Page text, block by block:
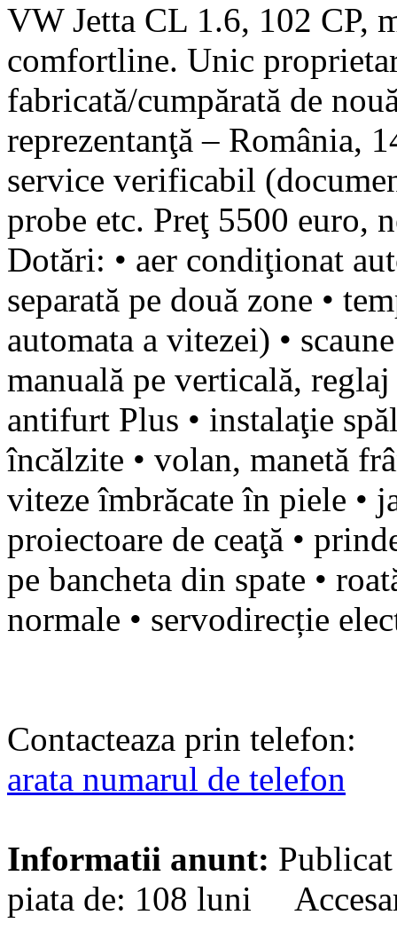
VW Jetta CL 1.6, 102 CP,
comfortline. Unic
fabricată/cumpărată de
reprezentanţă – România,
service verificabil
probe etc. Preţ 5500 euro,
Dotări: • aer condiţionat
separată pe două zone •
automata a vitezei) •
manuală pe verticală,
antifurt Plus • instalaţie
încălzite • volan, manetă
viteze îmbrăcate în piele •
proiectoare de ceaţă •
pe bancheta din spate •
normale • servodirecție
Contacteaza prin telefon:
arata numarul de telefon
Informatii anunt:
piata de: 108 luni